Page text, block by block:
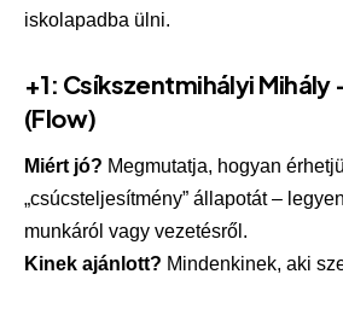
iskolapadba ülni.
+1: Csíkszentmihályi Mihály
(Flow)
Miért jó? Megmutatja, hogyan
„csúcsteljesítmény” állapotát –
munkáról vagy vezetésről.
Kinek ajánlott? Mindenkinek, aki